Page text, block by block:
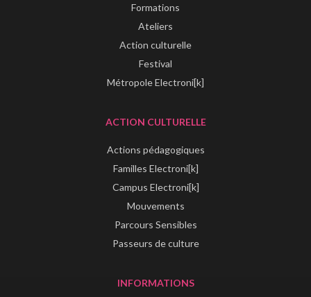
Formations
Ateliers
Action culturelle
Festival
Métropole Electroni[k]
ACTION CULTURELLE
Actions pédagogiques
Familles Electroni[k]
Campus Electroni[k]
Mouvements
Parcours Sensibles
Passeurs de culture
INFORMATIONS